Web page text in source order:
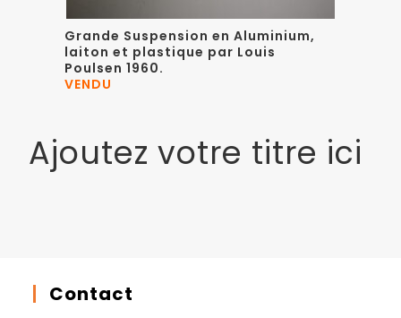
Grande Suspension en Aluminium,
laiton et plastique par Louis
Poulsen 1960.
VENDU
Ajoutez votre titre ici
Contact